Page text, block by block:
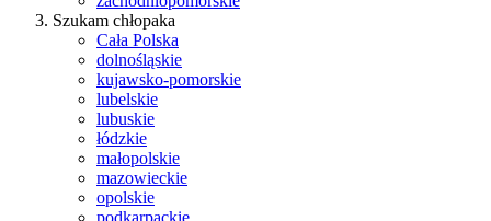
Szukam chłopaka
Cała Polska
dolnośląskie
kujawsko-pomorskie
lubelskie
lubuskie
łódzkie
małopolskie
mazowieckie
opolskie
podkarpackie